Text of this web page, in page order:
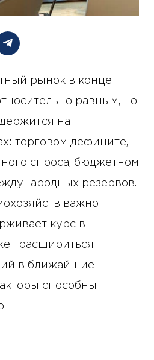
рынок в конце
равным, но
на
торговом дефиците,
спроса, бюджетном
резервов.
важно
курс в
расшириться
в ближайшие
способны